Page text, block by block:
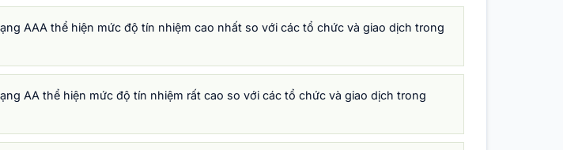
AAA thể hiện mức độ tín nhiệm cao nhất so với các tổ chức và giao dịch trong
AA thể hiện mức độ tín nhiệm rất cao so với các tổ chức và giao dịch trong